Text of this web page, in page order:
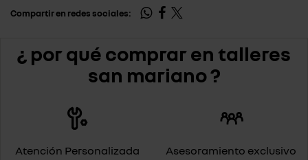
Compartir en redes sociales:
¿ por qué comprar en talleres
san mariano ?
Atención Personalizada Asesoramiento exclusivo